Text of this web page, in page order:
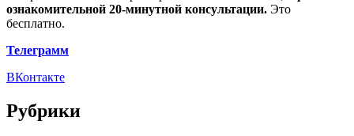
ознакомительной 20-минутной консультации. Это
бесплатно.
Телеграмм
ВКонтакте
Рубрики